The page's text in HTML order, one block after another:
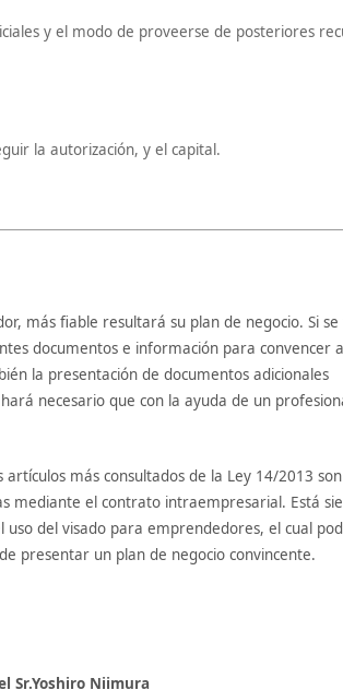
y el modo de proveerse de posteriores
la autorización, y el capital.
más fiable resultará su plan de negocio. Si
documentos e información para convencer
la presentación de documentos adicionales
necesario que con la ayuda de un
más consultados de la Ley 14/2013
mediante el contrato intraempresarial. Está
del visado para emprendedores, el cual
presentar un plan de negocio convincente.
Sr.Yoshiro Niimura